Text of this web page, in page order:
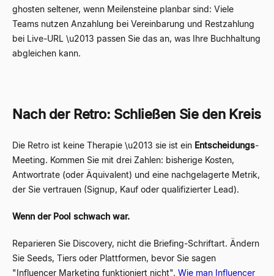
ghosten seltener, wenn Meilensteine planbar sind: Viele
Teams nutzen Anzahlung bei Vereinbarung und Restzahlung
bei Live-URL \u2013 passen Sie das an, was Ihre Buchhaltung
abgleichen kann.
Nach der Retro: Schließen Sie den Kreis
Die Retro ist keine Therapie \u2013 sie ist ein Entscheidungs-
Meeting. Kommen Sie mit drei Zahlen: bisherige Kosten,
Antwortrate (oder Äquivalent) und eine nachgelagerte Metrik,
der Sie vertrauen (Signup, Kauf oder qualifizierter Lead).
Wenn der Pool schwach war.
Reparieren Sie Discovery, nicht die Briefing-Schriftart. Ändern
Sie Seeds, Tiers oder Plattformen, bevor Sie sagen
"Influencer Marketing funktioniert nicht". Wie man Influencer